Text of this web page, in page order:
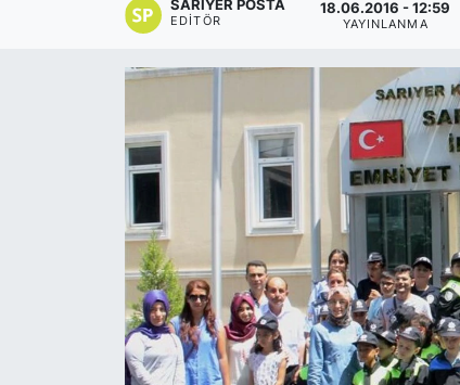
SARIYER POSTA
EDITÖR
18.06.2016 - 12:59
YAYINLANMA
FOTO GALERİ
GÜNCEL HABERLER
GÜNDEM
KÖŞE YAZILARI
KÖŞE YAZILARI (Arşiv)
KÜLTÜR SANAT
MAGAZİN
Tüm Manşetler
Son Dakika Haberleri
Haber Arşivi